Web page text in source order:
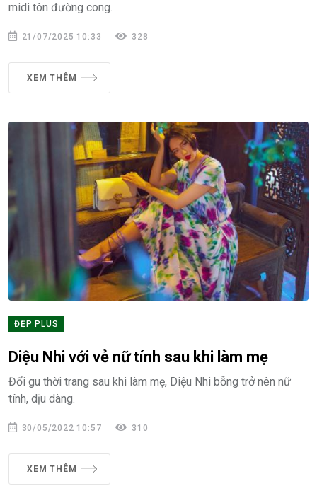
midi tôn đường cong.
21/07/2025 10:33 328
XEM THÊM
ĐẸP PLUS
Diệu Nhi với vẻ nữ tính sau khi làm mẹ
Đổi gu thời trang sau khi làm mẹ, Diệu Nhi bỗng trở nên nữ
tính, dịu dàng.
30/05/2022 10:57 310
XEM THÊM